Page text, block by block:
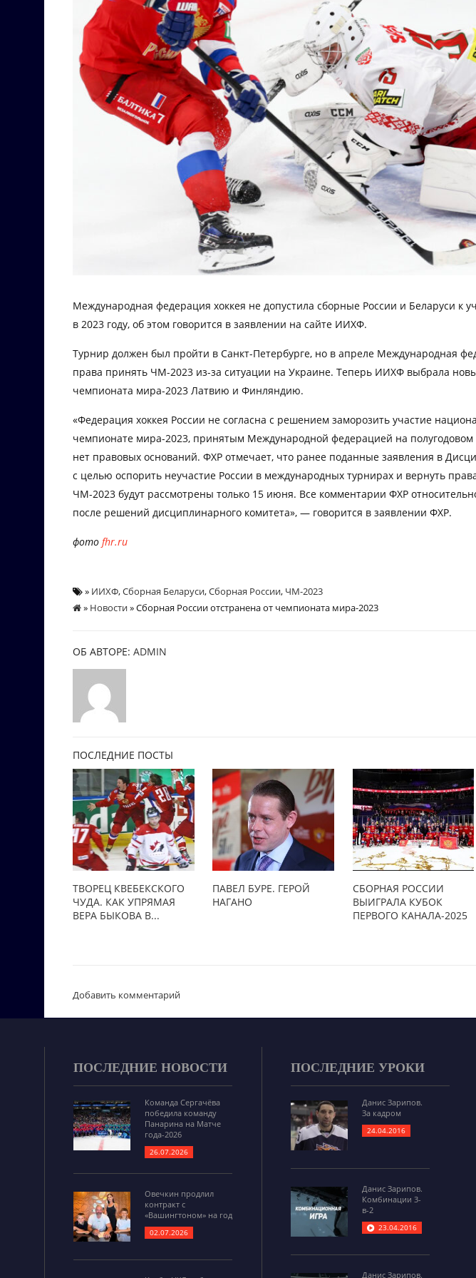
Международная федерация хоккея не допустила сборные России и Беларуси к
в 2023 году, об этом говорится в заявлении на сайте ИИХФ.
Турнир должен был пройти в Санкт-Петербурге, но в апреле Международная
права принять ЧМ-2023 из-за ситуации на Украине. Теперь ИИХФ выбрала
чемпионата мира-2023 Латвию и Финляндию.
«Федерация хоккея России не согласна с решением заморозить участие
чемпионате мира-2023, принятым Международной федерацией на полугодовом
нет правовых оснований. ФХР отмечает, что ранее поданные заявления в
с целью оспорить неучастие России в международных турнирах и вернуть
ЧМ-2023 будут рассмотрены только 15 июня. Все комментарии ФХР
после решений дисциплинарного комитета», — говорится в заявлении ФХР.
фото fhr.ru
» ИИХФ,Сборная Беларуси,Сборная России, ЧМ-2023
» Новости» Сборная России отстранена от чемпионата мира-2023
ОБ АВТОРЕ: ADMIN
ПОСЛЕДНИЕ ПОСТЫ
ТВОРЕЦ КВЕБЕКСКОГО
ЧУДА. КАК УПРЯМАЯ
ВЕРА БЫКОВА В...
ПАВЕЛ БУРЕ. ГЕРОЙ
НАГАНО
СБОРНАЯ РОССИИ
ВЫИГРАЛА КУБОК
ПЕРВОГО КАНАЛА-2025
Добавить комментарий
ПОСЛЕДНИЕ НОВОСТИ
Команда Сергачёва
победила команду
Панарина на Матче
года-2026
26.07.2026
Овечкин продлил
контракт с
«Вашингтоном» на год
02.07.2026
ПОСЛЕДНИЕ УРОКИ
Данис Зарипов.
За кадром
24.04.2016
Данис Зарипов.
Комбинации 3-
в-2
23.04.2016
Данис Зарипов.